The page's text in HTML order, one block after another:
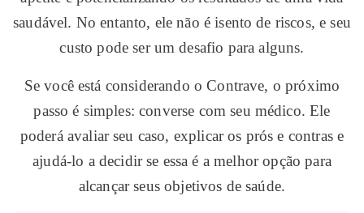
saudável. No entanto, ele não é isento de riscos, e seu
custo pode ser um desafio para alguns.
Se você está considerando o Contrave, o próximo
passo é simples: converse com seu médico. Ele
poderá avaliar seu caso, explicar os prós e contras e
ajudá-lo a decidir se essa é a melhor opção para
alcançar seus objetivos de saúde.